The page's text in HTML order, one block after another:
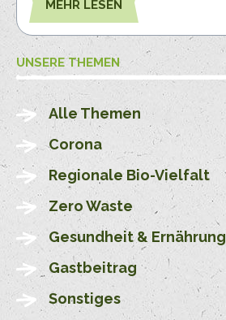
MEHR LESEN
UNSERE THEMEN
Alle Themen
Corona
Regionale Bio-Vielfalt
Zero Waste
Gesundheit & Ernährung
Gastbeitrag
Sonstiges